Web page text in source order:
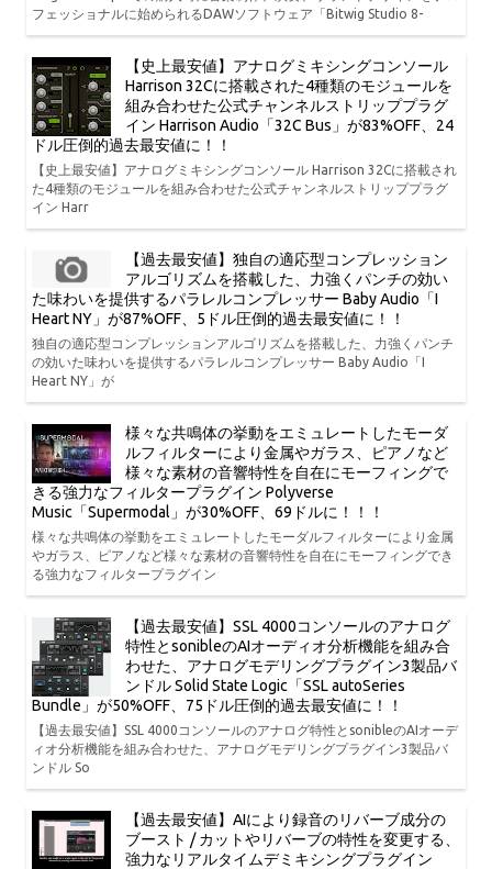
フェッショナルに始められるDAWソフトウェア「Bitwig Studio 8-
【史上最安値】アナログミキシングコンソール
Harrison 32Cに搭載された4種類のモジュールを
組み合わせた公式チャンネルストリッププラグ
イン Harrison Audio「32C Bus」が83%OFF、24
ドル圧倒的過去最安値に！！
【史上最安値】アナログミキシングコンソール Harrison 32Cに搭載され
た4種類のモジュールを組み合わせた公式チャンネルストリッププラグ
イン Harr
【過去最安値】独自の適応型コンプレッション
アルゴリズムを搭載した、力強くパンチの効い
た味わいを提供するパラレルコンプレッサー Baby Audio「I
Heart NY」が87%OFF、5ドル圧倒的過去最安値に！！
独自の適応型コンプレッションアルゴリズムを搭載した、力強くパンチ
の効いた味わいを提供するパラレルコンプレッサー Baby Audio「I
Heart NY」が
様々な共鳴体の挙動をエミュレートしたモーダ
ルフィルターにより金属やガラス、ピアノなど
様々な素材の音響特性を自在にモーフィングで
きる強力なフィルタープラグイン Polyverse
Music「Supermodal」が30%OFF、69ドルに！！！
様々な共鳴体の挙動をエミュレートしたモーダルフィルターにより金属
やガラス、ピアノなど様々な素材の音響特性を自在にモーフィングでき
る強力なフィルタープラグイン
【過去最安値】SSL 4000コンソールのアナログ
特性とsonibleのAIオーディオ分析機能を組み合
わせた、アナログモデリングプラグイン3製品バ
ンドル Solid State Logic「SSL autoSeries
Bundle」が50%OFF、75ドル圧倒的過去最安値に！！
【過去最安値】SSL 4000コンソールのアナログ特性とsonibleのAIオーデ
ィオ分析機能を組み合わせた、アナログモデリングプラグイン3製品バ
ンドル So
【過去最安値】AIにより録音のリバーブ成分の
ブースト / カットやリバーブの特性を変更する、
強力なリアルタイムデミキシングプラグイン